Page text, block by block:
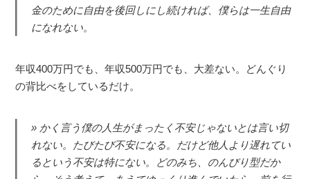
金のために自由を後回しにし続ければ、僕らは一生自由
になれない。
年収400万円でも、年収500万円でも、大差ない。どんぐり
の背比べをしているだけ。
かく言う僕の人生がまったく不安じゃないとは言い切
れない。たびたび不安になる。だけど他人より遅れてい
るという不安は特にない。どのみち、のんびり型だか